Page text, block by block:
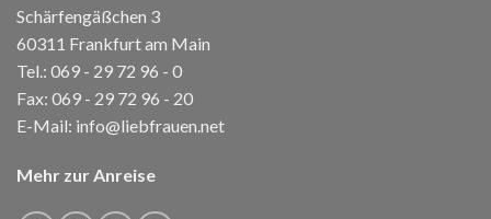
Schärfengäßchen 3
60311 Frankfurt am Main
Tel.: 069 - 29 72 96 - 0
Fax: 069 - 29 72 96 - 20
E-Mail: info@liebfrauen.net
Mehr zur Anreise